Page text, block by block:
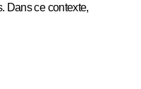
Dans ce contexte,